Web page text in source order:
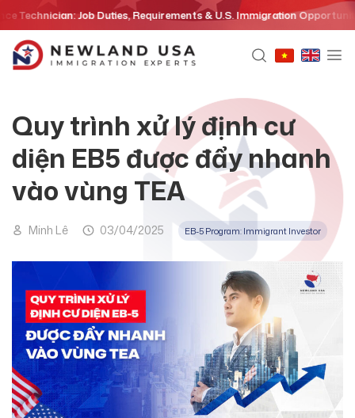
content
Job Duties, Requirements & U.S. Immigration Opportunities
Quy trình xử lý định cư
diện EB5 được đẩy nhanh
vào vùng TEA
Minh Lê 03/04/2025 EB-5 Program: Immigrant Investor